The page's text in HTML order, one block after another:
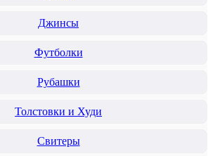
Джинсы
Футболки
Рубашки
Толстовки и Худи
Свитеры